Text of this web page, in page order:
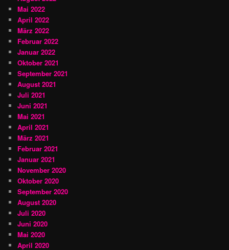
Mai 2022
April 2022
März 2022
Februar 2022
Januar 2022
Oktober 2021
September 2021
August 2021
Juli 2021
Juni 2021
Mai 2021
April 2021
März 2021
Februar 2021
Januar 2021
November 2020
Oktober 2020
September 2020
August 2020
Juli 2020
Juni 2020
Mai 2020
April 2020